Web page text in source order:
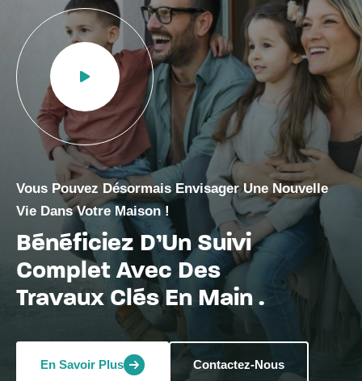
Vous Pouvez Désormais Envisager Une Nouvelle
Vie Dans Votre Maison !
Bénéficiez D’Un Suivi
Complet Avec Des
Travaux Clés En Main .
En Savoir Plus Contactez-Nous